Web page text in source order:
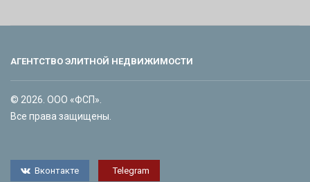
АГЕНТСТВО ЭЛИТНОЙ НЕДВИЖИМОСТИ
© 2026. ООО «ФСП».
Все права защищены.
Вконтакте Telegram